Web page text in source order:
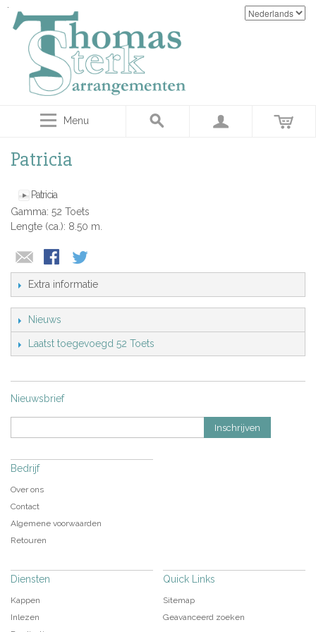
Menu
Patricia
Patricia
Gamma: 52 Toets
Lengte (ca.): 8.50 m.
Extra informatie
Nieuws
Laatst toegevoegd 52 Toets
Nieuwsbrief
Inschrijven
Bedrijf
Over ons
Contact
Algemene voorwaarden
Retouren
Diensten
Kappen
Inlezen
Quick Links
Sitemap
Geavanceerd zoeken